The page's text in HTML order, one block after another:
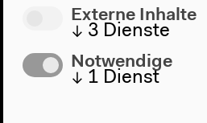
Über uns
Architektur
Externe Inhalte
↓ 3 Dienste
Notwendige
↓ 1 Dienst